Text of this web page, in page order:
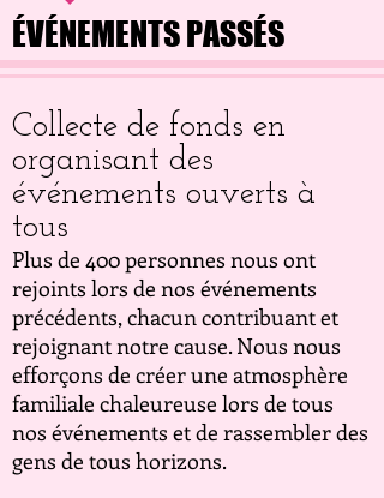
ÉVÉNEMENTS PASSÉS
Collecte de fonds en
organisant des
événements ouverts à
tous
Plus de 400 personnes nous ont
rejoints lors de nos événements
précédents, chacun contribuant et
rejoignant notre cause. Nous nous
efforçons de créer une atmosphère
familiale chaleureuse lors de tous
nos événements et de rassembler des
gens de tous horizons.